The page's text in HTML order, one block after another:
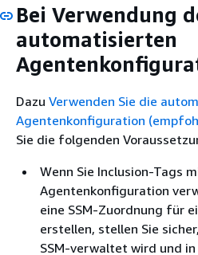
Bei Verwendung
automatisierten
Dazu Verwenden Sie die
Agentenkonfiguration
Sie die folgenden
Wenn Sie Inclusion-Tags
Agentenkonfiguration
eine SSM-Zuordnung für
erstellen, stellen Sie
SSM-verwaltet wird und